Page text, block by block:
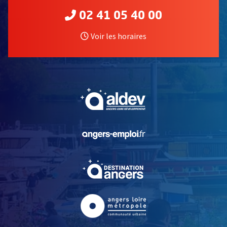
02 41 05 40 00
Voir les horaires
, Ouvre une nouvelle
, Ouvre une nouvelle